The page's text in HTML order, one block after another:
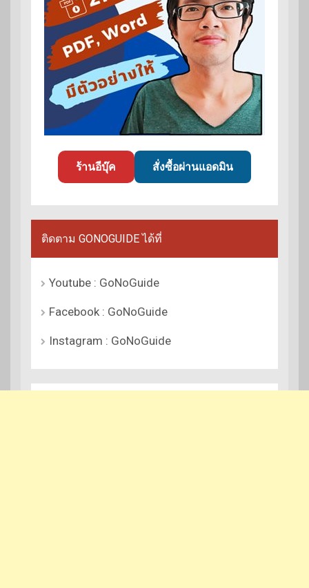
ร้านอีบุ๊ค สั่งซื้อผ่านแอดมิน
ติดตาม GONOGUIDE ได้ที่
Youtube : GoNoGuide
Facebook : GoNoGuide
Instagram : GoNoGuide